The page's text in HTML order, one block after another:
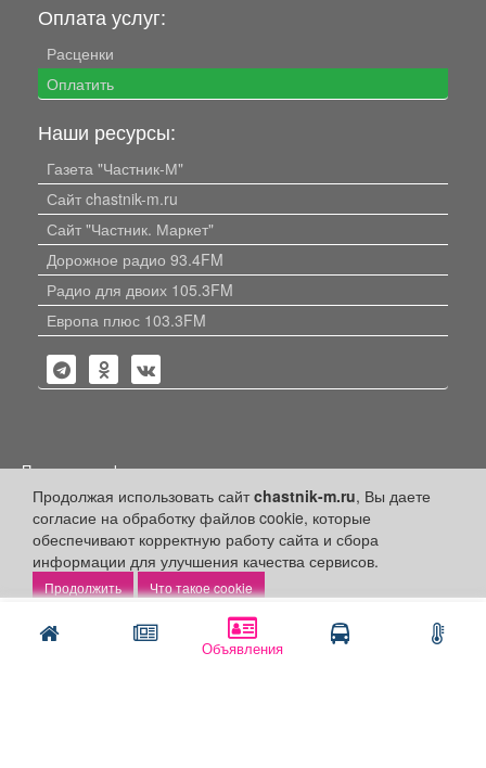
Объявления
Написать Позвонить
Продолжая использовать сайтchastnik-m.ru, Вы даете
согласие на обработку файлов cookie, которые
обеспечивают корректную работу сайта и сбора
информации для улучшения качества сервисов.
Что такое cookie
Оплата услуг:
Расценки
Оплатить
Наши ресурсы:
Газета "Частник-М"
Сайт chastnik-m.ru
Сайт "Частник. Маркет"
Дорожное радио 93.4FM
Радио для двоих 105.3FM
Европа плюс 103.3FM
Политика конфиденциальности
Публикации с пометкой «Реклама», «На правах рекламы»,
«Партнёрский проект» оплачены рекламодателем.
Редакция сайта не несет ответственности за достоверность
информации, содержащейся в рекламных материалах и
объявлениях.
ООО "Частник-М"